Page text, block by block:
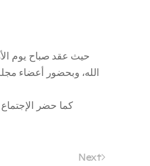
الله، وبحضور أعضاء
كما حضر
Next